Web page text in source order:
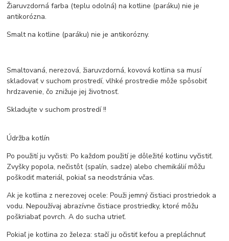
Žiaruvzdorná farba (teplu odolná) na kotline (paráku) nie je
antikorózna.
Smalt na kotline (paráku) nie je antikorózny.
Smaltovaná, nerezová, žiaruvzdorná, kovová kotlina sa musí
skladovať v suchom prostredí, vlhké prostredie môže spôsobiť
hrdzavenie, čo znižuje jej životnosť.
Skladujte v suchom prostredí !!
Údržba kotlín
Po použití ju vyčisti: Po každom použití je dôležité kotlinu vyčistiť.
Zvyšky popola, nečistôt (spalín, sadze) alebo chemikálií môžu
poškodiť materiál, pokiaľ sa neodstránia včas.
Ak je kotlina z nerezovej ocele: Použi jemný čistiaci prostriedok a
vodu. Nepoužívaj abrazívne čistiace prostriedky, ktoré môžu
poškriabať povrch. A do sucha utrieť.
Pokiaľ je kotlina zo železa: stačí ju očistiť kefou a prepláchnuť